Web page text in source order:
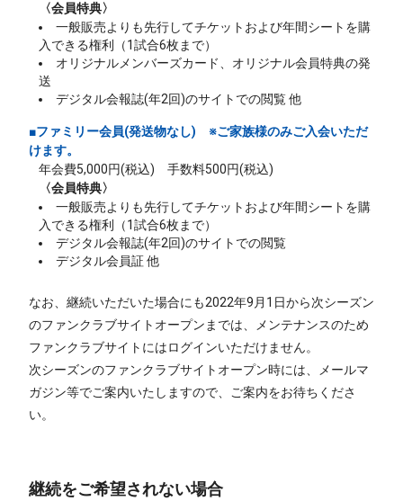
〈会員特典〉
一般販売よりも先行してチケットおよび年間シートを購
入できる権利（1試合6枚まで）
オリジナルメンバーズカード、オリジナル会員特典の発
送
デジタル会報誌(年2回)のサイトでの閲覧 他
■ファミリー会員(発送物なし) ※ご家族様のみご入会いただ
けます。
年会費5,000円(税込) 手数料500円(税込)
〈会員特典〉
一般販売よりも先行してチケットおよび年間シートを購
入できる権利（1試合6枚まで）
デジタル会報誌(年2回)のサイトでの閲覧
デジタル会員証 他
なお、継続いただいた場合にも2022年9月1日から次シーズン
のファンクラブサイトオープンまでは、メンテナンスのため
ファンクラブサイトにはログインいただけません。
次シーズンのファンクラブサイトオープン時には、メールマ
ガジン等でご案内いたしますので、ご案内をお待ちくださ
い。
継続をご希望されない場合